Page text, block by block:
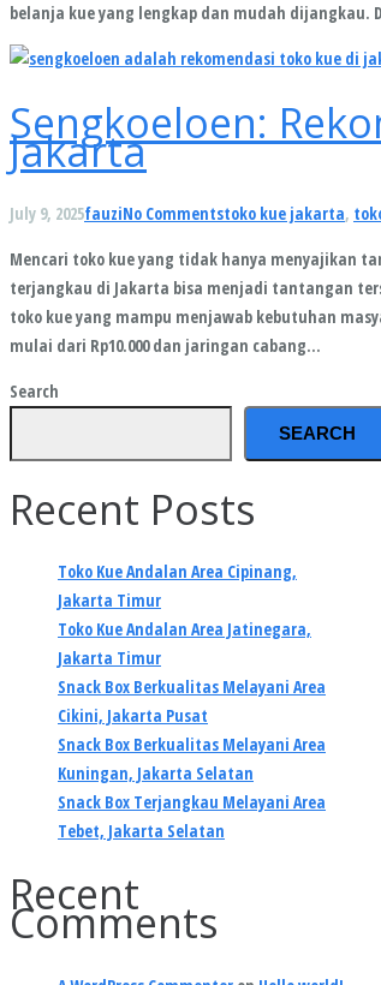
belanja kue yang lengkap dan mudah
Sengkoeloen:
Jakarta
July 9, 2025fauziNo Commentstoko kue jakarta,
Mencari toko kue yang tidak hanya menyajikan
terjangkau di Jakarta bisa menjadi tantangan
toko kue yang mampu menjawab kebutuhan
mulai dari Rp10.000 dan jaringan cabang…
Search
SEARCH
Recent Posts
Toko Kue Andalan Area Cipinang,
Jakarta Timur
Toko Kue Andalan Area Jatinegara,
Jakarta Timur
Snack Box Berkualitas Melayani Area
Cikini, Jakarta Pusat
Snack Box Berkualitas Melayani Area
Kuningan, Jakarta Selatan
Snack Box Terjangkau Melayani Area
Tebet, Jakarta Selatan
Recent
Comments